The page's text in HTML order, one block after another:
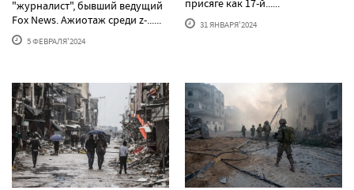
"журналист", бывший ведущий
Fox News. Ажиотаж среди z-......
5 ФЕВРАЛЯ'2024
присяге как 17-й......
31 ЯНВАРЯ'2024